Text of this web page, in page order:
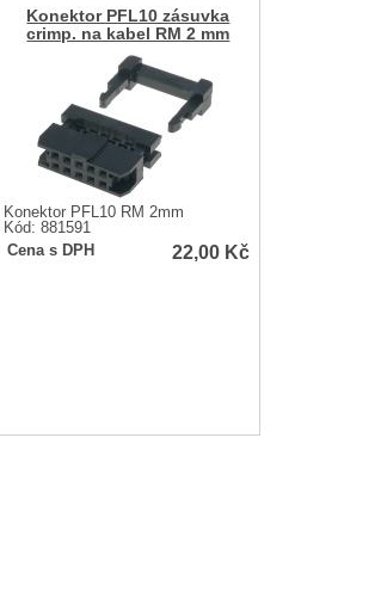
Konektor PFL10 zásuvka
crimp. na kabel RM 2 mm
Konektor PFL10 RM 2mm
Kód: 881591
Cena s DPH
22,00 Kč